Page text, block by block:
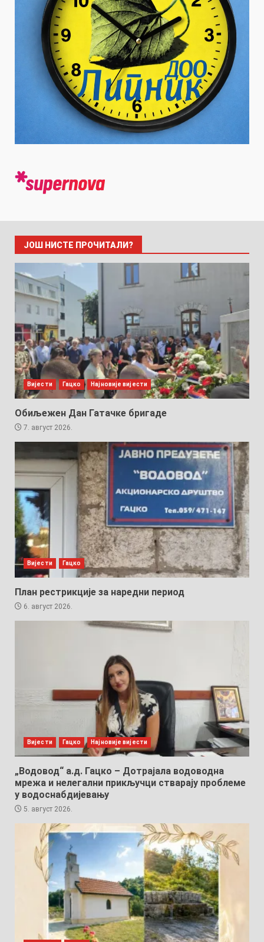
ЈОШ НИСТЕ ПРОЧИТАЛИ?
Вијести Гацко Најновије вијести
Обиљежен Дан Гатачке бригаде
7. август 2026.
Вијести Гацко
План рестрикције за наредни период
6. август 2026.
Вијести Гацко Најновије вијести
„Водовод“ а.д. Гацко – Дотрајала водоводна
мрежа и нелегални прикључци стварају проблеме
у водоснабдијевању
5. август 2026.